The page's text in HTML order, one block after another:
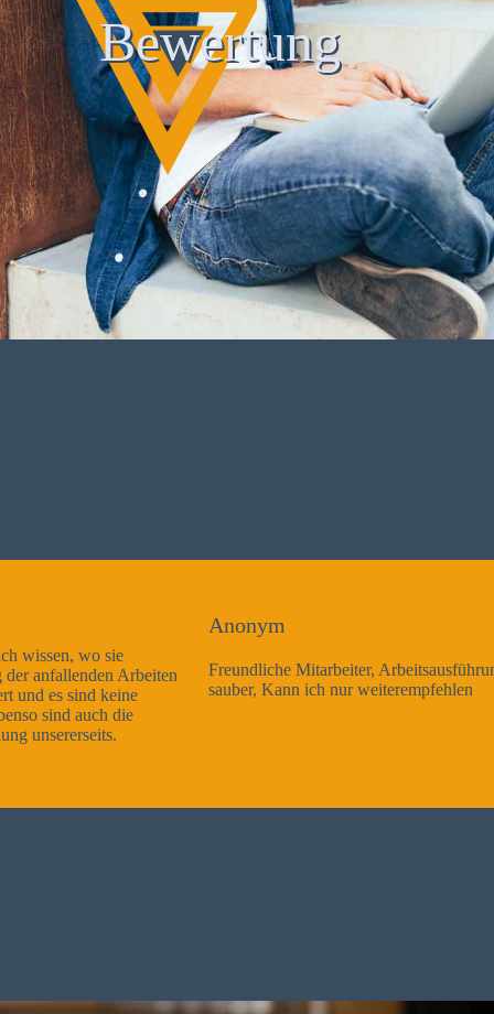
Bewertung
Freundliche Mitarbeiter, Arbeitsausführung sehr gut und sehr
sauber, Kann ich nur weiterempfehlen